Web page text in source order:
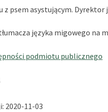
z psem asystującym.
języka migowego na
podmiotu publicznego
2020-11-03